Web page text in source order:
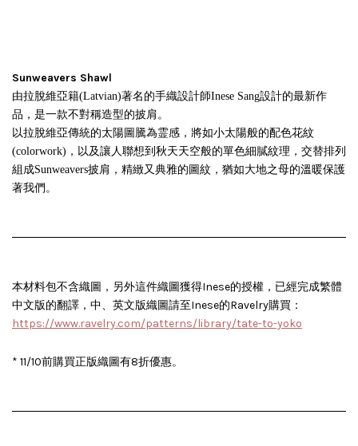
Sunweavers Shawl
由拉脫維亞籍(Latvian)著名的手織設計師Inese Sang設計的最新作
品，是一款不對稱造型的披肩。
以拉脫維亞傳統的太陽圖騰為霊感，將如小太陽般的配色花紋
(colorwork)，以及讓人聯想到秋天天空般的單色細膩紋理，交替排列
組成Sunweavers披肩 ，精緻又典雅的圖紋，猶如大地之母的溫暖保護
著我們。
本材料包不含織圖，另外這件織圖獲得Inese的授權，已經完成繁體
中文版的翻譯，中、英文版織圖請至Inese的Ravelry購買 ：
https://www.ravelry.com/patterns/library/tate-to-yoko
* 11/10前購買正版織圖有8折優惠。